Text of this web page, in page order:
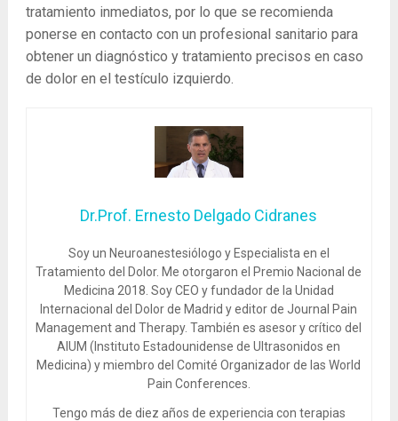
tratamiento inmediatos, por lo que se recomienda
ponerse en contacto con un profesional sanitario para
obtener un diagnóstico y tratamiento precisos en caso
de dolor en el testículo izquierdo.
Dr.Prof. Ernesto Delgado Cidranes
Soy un Neuroanestesiólogo y Especialista en el
Tratamiento del Dolor. Me otorgaron el Premio Nacional de
Medicina 2018. Soy CEO y fundador de la Unidad
Internacional del Dolor de Madrid y editor de Journal Pain
Management and Therapy. También es asesor y crítico del
AIUM (Instituto Estadounidense de Ultrasonidos en
Medicina) y miembro del Comité Organizador de las World
Pain Conferences.
Tengo más de diez años de experiencia con terapias